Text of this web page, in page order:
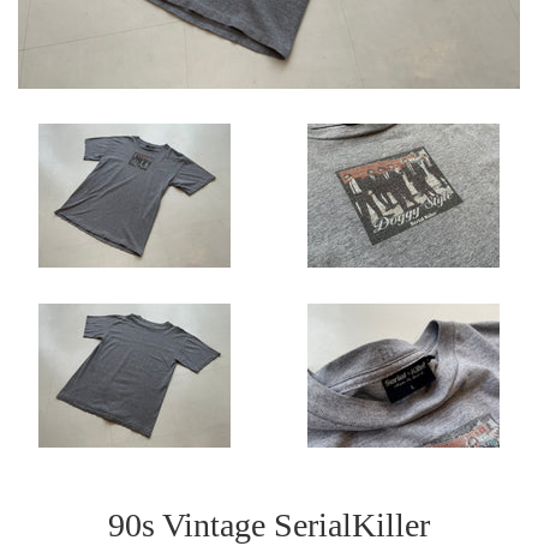
90s Vintage SerialKiller